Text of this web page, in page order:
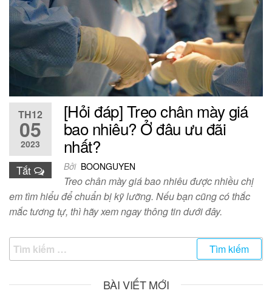
TH12
05
2023
Tắt
[Hỏi đáp] Treo chân mày giá
bao nhiêu? Ở đâu ưu đãi
nhất?
Bởi BOONGUYEN
Treo chân mày giá bao nhiêu được nhiều chị
em tìm hiểu để chuẩn bị kỹ lưỡng. Nếu bạn cũng có thắc
mắc tương tự, thì hãy xem ngay thông tin dưới đây.
Tìm
kiếm
BÀI VIẾT MỚI